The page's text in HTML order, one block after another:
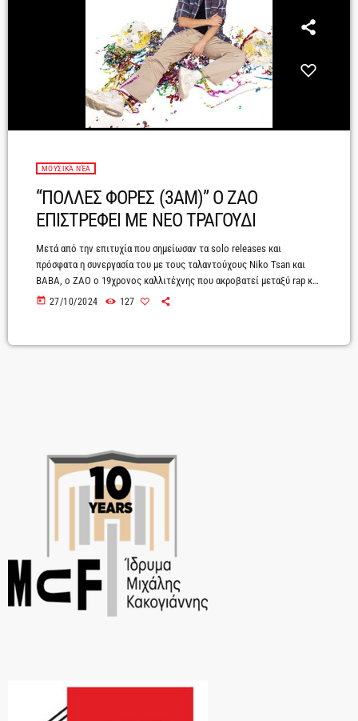
ΜΟΥΣΙΚΆ ΝΈΑ
“ΠΟΛΛΕΣ ΦΟΡΕΣ (3ΑΜ)” Ο ΖΑΟ
ΕΠΙΣΤΡΕΦΕΙ ΜΕ ΝΕΟ ΤΡΑΓΟΥΔΙ
Μετά από την επιτυχία που σημείωσαν τα solo releases και
πρόσφατα η συνεργασία του με τους ταλαντούχους Niko Tsan και
BABA, ο ZAO ο 19χρονος καλλιτέχνης που ακροβατεί μεταξύ rap και
ambient pop επιστρέφει με το ολοκαίνουριο κομμάτι του «Πολλές
κομμάτι με επιρροές κυρίως από την pop σκηνή, εγκαινιάζοντας έτσι
today 27/10/2024 127